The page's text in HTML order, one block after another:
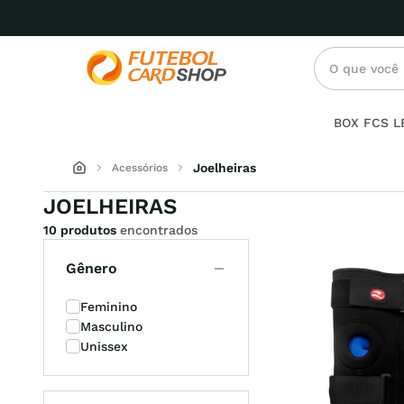
O que você
BOX FCS
Acessórios Joelheiras
JOELHEIRAS
10 produtos encontrados
Gênero
Feminino
Masculino
Unissex
Termos
under
6º crossfit